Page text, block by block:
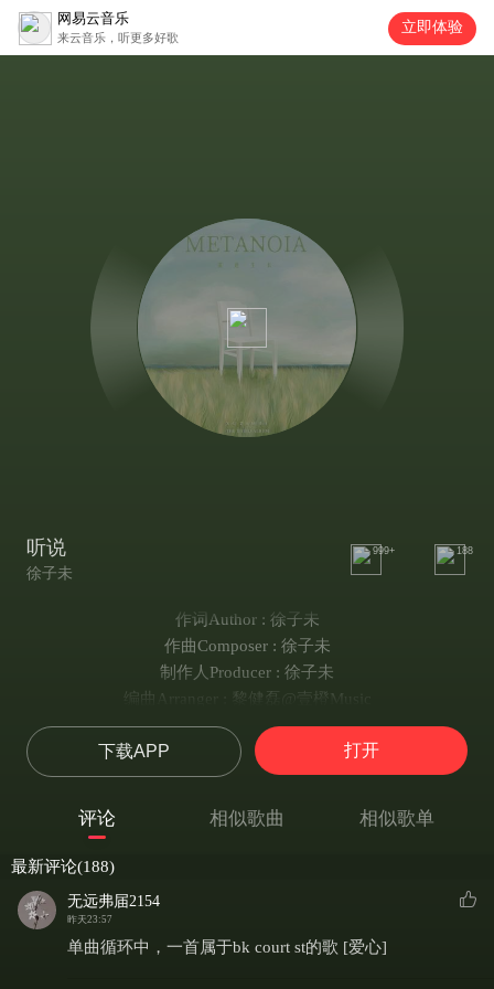
网易云音乐
来云音乐，听更多好歌
立即体验
听说
徐子未
999+ 188
作词Author : 徐子未
作曲Composer : 徐子未
制作人Producer : 徐子未
编曲Arranger : 黎健磊@壹橙Music
吉他Guitar : 陈麒元@NoMarryStudio
和声Backing Vocal : 彭浩楷@壹橙Music
混音工程师Mixing Engineer : 夏坚
音乐监制 : 苗柏杨@壹橙Music/朴桑松@壹橙Music
专辑企划Creative Direction : 苗柏杨@壹橙Music
封面设计Cover Design : KOALA
OP : 壹橙娱乐文化传播（深圳）有限公司
下载APP 打开
评论 相似歌曲 相似歌单
最新评论(188)
无远弗届2154
昨天23:57
单曲循环中，一首属于bk court st的歌 [爱心]